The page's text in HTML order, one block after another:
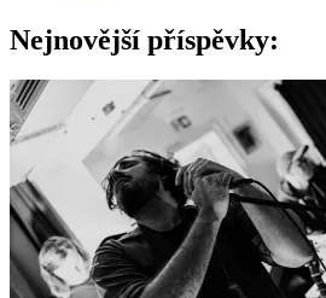
Nejnovější příspěvky: